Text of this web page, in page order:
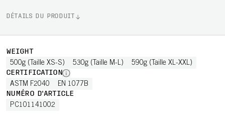
DÉTAILS DU PRODUIT
WEIGHT
500g (Taille XS-S) 530g (Taille M-L) 590g (Taille XL-XXL)
CERTIFICATION
ASTM F2040 EN 1077B
NUMÉRO D'ARTICLE
PC101141002